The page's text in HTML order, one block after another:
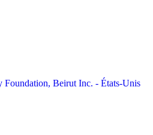
Foundation, Beirut Inc. - États-Unis